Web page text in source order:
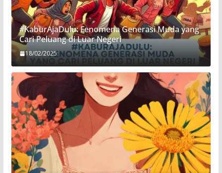
#KaburAjaDulu: Fenomena Generasi Muda yang
Cari Peluang di Luar Negeri
18/02/2025